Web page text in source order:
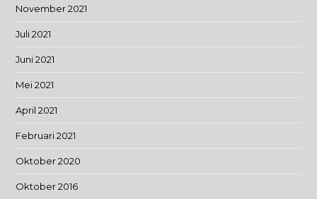
November 2021
Juli 2021
Juni 2021
Mei 2021
April 2021
Februari 2021
Oktober 2020
Oktober 2016